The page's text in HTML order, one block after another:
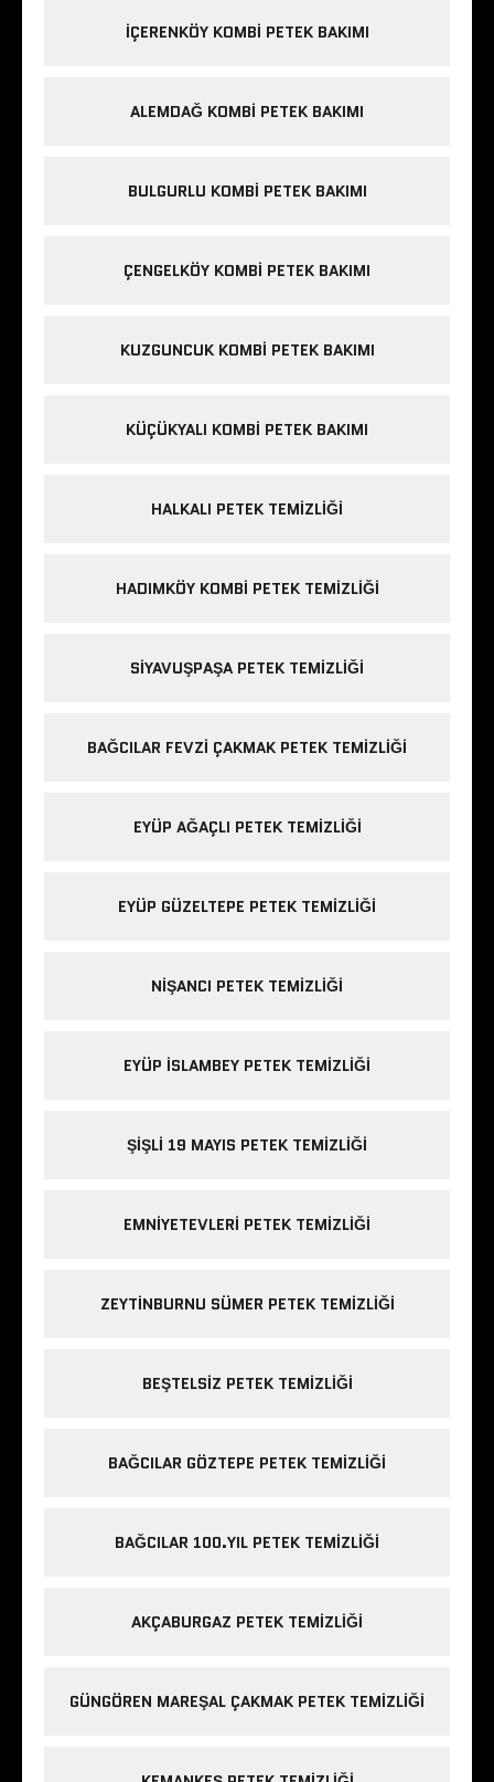
IÇERENKÖY KOMBI PETEK BAKIMI
ALEMDAĞ KOMBI PETEK BAKIMI
BULGURLU KOMBI PETEK BAKIMI
ÇENGELKÖY KOMBI PETEK BAKIMI
KUZGUNCUK KOMBI PETEK BAKIMI
KÜÇÜKYALI KOMBI PETEK BAKIMI
HALKALI PETEK TEMIZLIĞI
HADIMKÖY KOMBI PETEK TEMIZLIĞI
SIYAVUŞPAŞA PETEK TEMIZLIĞI
BAĞCILAR FEVZI ÇAKMAK PETEK TEMIZLIĞI
EYÜP AĞAÇLI PETEK TEMIZLIĞI
EYÜP GÜZELTEPE PETEK TEMIZLIĞI
NIŞANCI PETEK TEMIZLIĞI
EYÜP ISLAMBEY PETEK TEMIZLIĞI
ŞIŞLI 19 MAYIS PETEK TEMIZLIĞI
EMNIYETEVLERI PETEK TEMIZLIĞI
ZEYTINBURNU SÜMER PETEK TEMIZLIĞI
BEŞTELSIZ PETEK TEMIZLIĞI
BAĞCILAR GÖZTEPE PETEK TEMIZLIĞI
BAĞCILAR 100.YIL PETEK TEMIZLIĞI
AKÇABURGAZ PETEK TEMIZLIĞI
GÜNGÖREN MAREŞAL ÇAKMAK PETEK TEMIZLIĞI